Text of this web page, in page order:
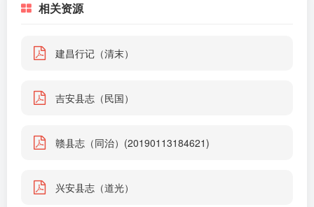
相关资源
建昌行记（清末）
吉安县志（民国）
赣县志（同治）(20190113184621)
兴安县志（道光）